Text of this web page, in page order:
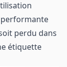
performante
perdu dans
étiquette